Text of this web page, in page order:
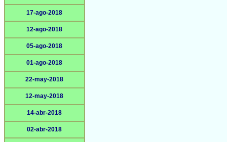
17-ago-2018
12-ago-2018
05-ago-2018
01-ago-2018
22-may-2018
12-may-2018
14-abr-2018
02-abr-2018